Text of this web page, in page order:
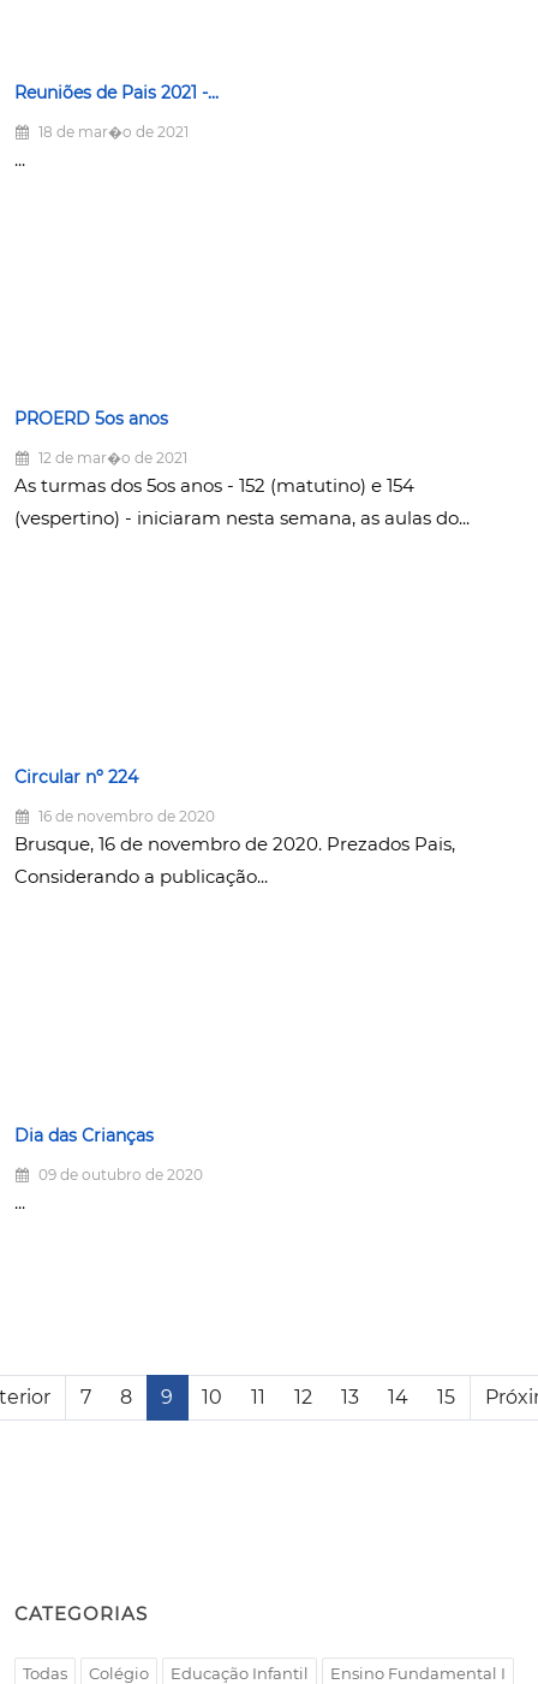
Reuniões de Pais 2021 -...
18 de mar�o de 2021
...
PROERD 5os anos
12 de mar�o de 2021
As turmas dos 5os anos - 152 (matutino) e 154
(vespertino) - iniciaram nesta semana, as aulas do...
Circular nº 224
16 de novembro de 2020
Brusque, 16 de novembro de 2020. Prezados Pais,
Considerando a publicação...
Dia das Crianças
09 de outubro de 2020
...
7 8 9 10 11 12 13 14 15
CATEGORIAS
Todas Colégio Educação Infantil
Ensino Fundamental I